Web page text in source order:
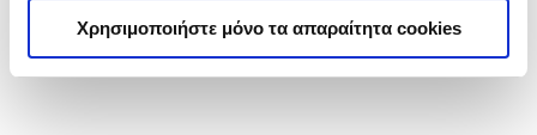
Χρησιμοποιήστε μόνο τα απαραίτητα cookies